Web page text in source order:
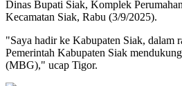
Dinas Bupati Siak, Komplek
Kecamatan Siak, Rabu (3/9/2025).
"Saya hadir ke Kabupaten Siak, dalam
Pemerintah Kabupaten Siak
(MBG)," ucap Tigor.